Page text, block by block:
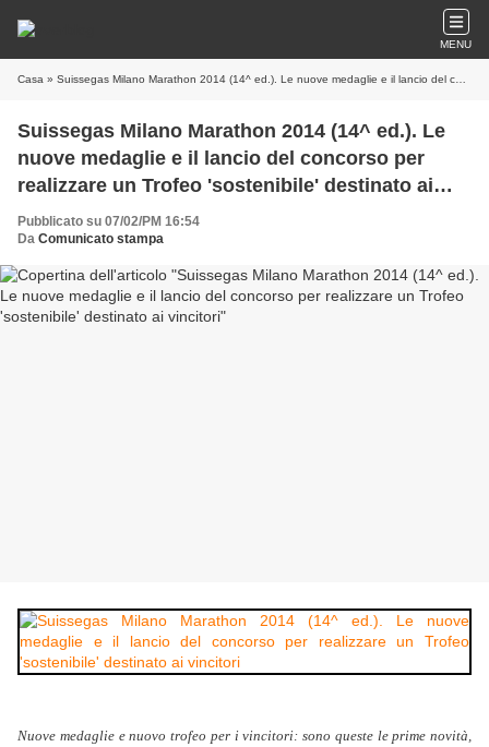
MENU
Casa » Suissegas Milano Marathon 2014 (14^ ed.). Le nuove medaglie e il lancio del concorso per realizzare un Trofeo 'sostenibile' destinato ai vincitori
Suissegas Milano Marathon 2014 (14^ ed.). Le
nuove medaglie e il lancio del concorso per
realizzare un Trofeo 'sostenibile' destinato ai
vincitori
Pubblicato su 07/02/PM 16:54
Da Comunicato stampa
Nuove medaglie e nuovo trofeo per i vincitori: sono queste le prime novità,